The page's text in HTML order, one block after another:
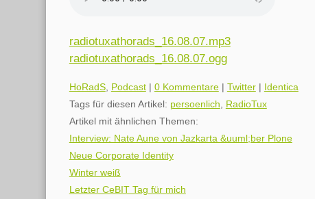
radiotuxathorads_16.08.07.mp3
radiotuxathorads_16.08.07.ogg
Kategorien:
HoRadS, Podcast| 0 Kommentare| Twitter| Identica
Tags für diesen Artikel: persoenlich
RadioTux
Artikel mit ähnlichen Themen:
Interview: Nate Aune von Jazkarta &uuml;ber Plone
Neue Corporate Identity
Winter weiß
Letzter CeBIT Tag für mich